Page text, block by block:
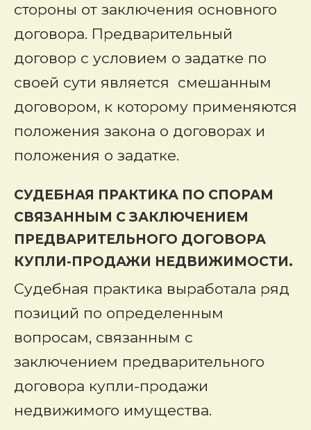
стороны от заключения основного
договора. Предварительный
договор с условием о задатке по
своей сути является смешанным
договором, к которому применяются
положения закона о договорах и
положения о задатке.
СУДЕБНАЯ ПРАКТИКА ПО СПОРАМ
СВЯЗАННЫМ С ЗАКЛЮЧЕНИЕМ
ПРЕДВАРИТЕЛЬНОГО ДОГОВОРА
КУПЛИ-ПРОДАЖИ НЕДВИЖИМОСТИ.
Судебная практика выработала ряд
позиций по определенным
вопросам, связанным с
заключением предварительного
договора купли-продажи
недвижимого имущества.